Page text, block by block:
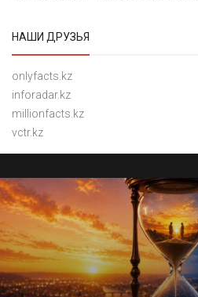
НАШИ ДРУЗЬЯ
onlyfacts.kz
inforadar.kz
millionfacts.kz
vctr.kz